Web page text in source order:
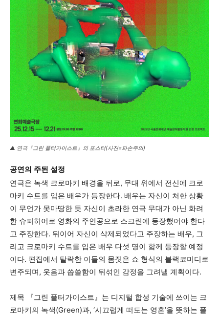
▲ 연극『그린 폴터가이스트』의 포스터(사진=파손주의)
공연의 주된 설정
연극은 녹색 크로마키 배경을 뒤로, 무대 위에서 전신에 크로
마키 수트를 입은 배우가 등장한다. 배우는 자신이 처한 상황
이 무언가 못마땅한 듯 자신이 초라한 연극 무대가 아닌 화려
한 슈퍼히어로 영화의 주인공으로 스크린에 등장했어야 한다
고 주장한다. 뒤이어 자신이 삭제되었다고 주장하는 배우, 그
리고 크로마키 수트를 입은 배우 다섯 명이 함께 등장할 예정
이다. 편집에서 탈락한 이들의 몸짓은 쇼 형식의 블랙코미디로
변주되며, 웃음과 씁쓸함이 뒤섞인 감정을 그려낼 계획이다.
제목 『그린 폴터가이스트』는 디지털 합성 기술에 쓰이는 크
로마키의 녹색(Green)과, ‘시끄럽게 떠도는 영혼’을 뜻하는 폴